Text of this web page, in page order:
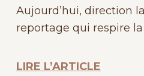
Aujourd’hui, direction
reportage qui respire
LIRE L’ARTICLE